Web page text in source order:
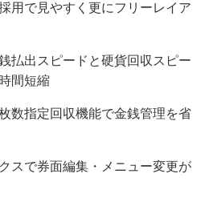
用で見やすく更にフリーレイア
払出スピードと硬貨回収スピー
間短縮
数指定回収機能で金銭管理を省
スで券面編集・メニュー変更が